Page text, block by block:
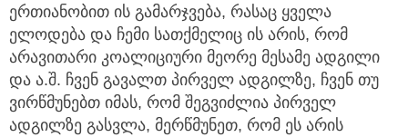
ერთიანობით ის გამარჯვება, რასაც ყველა
ელოდება და ჩემი სათქმელიც ის არის, რომ
არავითარი კოალიციური მეორე მესამე ადგილი
და ა.შ. ჩვენ გავალთ პირველ ადგილზე, ჩვენ თუ
ვირწმუნებთ იმას, რომ შეგვიძლია პირველ
ადგილზე გასვლა, მერწმუნეთ, რომ ეს არის